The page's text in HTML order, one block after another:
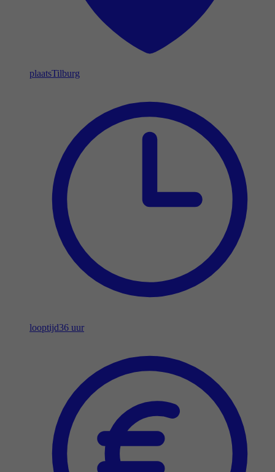
plaatsTilburg
looptijd36 uur